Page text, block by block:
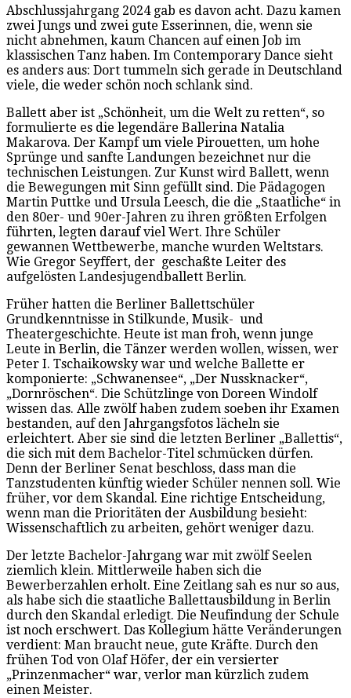
Abschlussjahrgang 2024 gab es davon acht. Dazu kamen
zwei Jungs und zwei gute Esserinnen, die, wenn sie
nicht abnehmen, kaum Chancen auf einen Job im
klassischen Tanz haben. Im Contemporary Dance sieht
es anders aus: Dort tummeln sich gerade in Deutschland
viele, die weder schön noch schlank sind.
Ballett aber ist „Schönheit, um die Welt zu retten“, so
formulierte es die legendäre Ballerina Natalia
Makarova. Der Kampf um viele Pirouetten, um hohe
Sprünge und sanfte Landungen bezeichnet nur die
technischen Leistungen. Zur Kunst wird Ballett, wenn
die Bewegungen mit Sinn gefüllt sind. Die Pädagogen
Martin Puttke und Ursula Leesch, die die „Staatliche“ in
den 80er- und 90er-Jahren zu ihren größten Erfolgen
führten, legten darauf viel Wert. Ihre Schüler
gewannen Wettbewerbe, manche wurden Weltstars.
Wie Gregor Seyffert, der geschaßte Leiter des
aufgelösten Landesjugendballett Berlin.
Früher hatten die Berliner Ballettschüler
Grundkenntnisse in Stilkunde, Musik- und
Theatergeschichte. Heute ist man froh, wenn junge
Leute in Berlin, die Tänzer werden wollen, wissen, wer
Peter I. Tschaikowsky war und welche Ballette er
komponierte: „Schwanensee“, „Der Nussknacker“,
„Dornröschen“. Die Schützlinge von Doreen Windolf
wissen das. Alle zwölf haben zudem soeben ihr Examen
bestanden, auf den Jahrgangsfotos lächeln sie
erleichtert. Aber sie sind die letzten Berliner „Ballettis“,
die sich mit dem Bachelor-Titel schmücken dürfen.
Denn der Berliner Senat beschloss, dass man die
Tanzstudenten künftig wieder Schüler nennen soll. Wie
früher, vor dem Skandal. Eine richtige Entscheidung,
wenn man die Prioritäten der Ausbildung besieht:
Wissenschaftlich zu arbeiten, gehört weniger dazu.
Der letzte Bachelor-Jahrgang war mit zwölf Seelen
ziemlich klein. Mittlerweile haben sich die
Bewerberzahlen erholt. Eine Zeitlang sah es nur so aus,
als habe sich die staatliche Ballettausbildung in Berlin
durch den Skandal erledigt. Die Neufindung der Schule
ist noch erschwert. Das Kollegium hätte Veränderungen
verdient: Man braucht neue, gute Kräfte. Durch den
frühen Tod von Olaf Höfer, der ein versierter
„Prinzenmacher“ war, verlor man kürzlich zudem
einen Meister.